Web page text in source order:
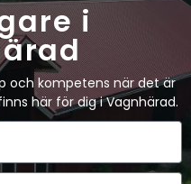
i
och kompetens när det är
här för dig i Vagnhärad.